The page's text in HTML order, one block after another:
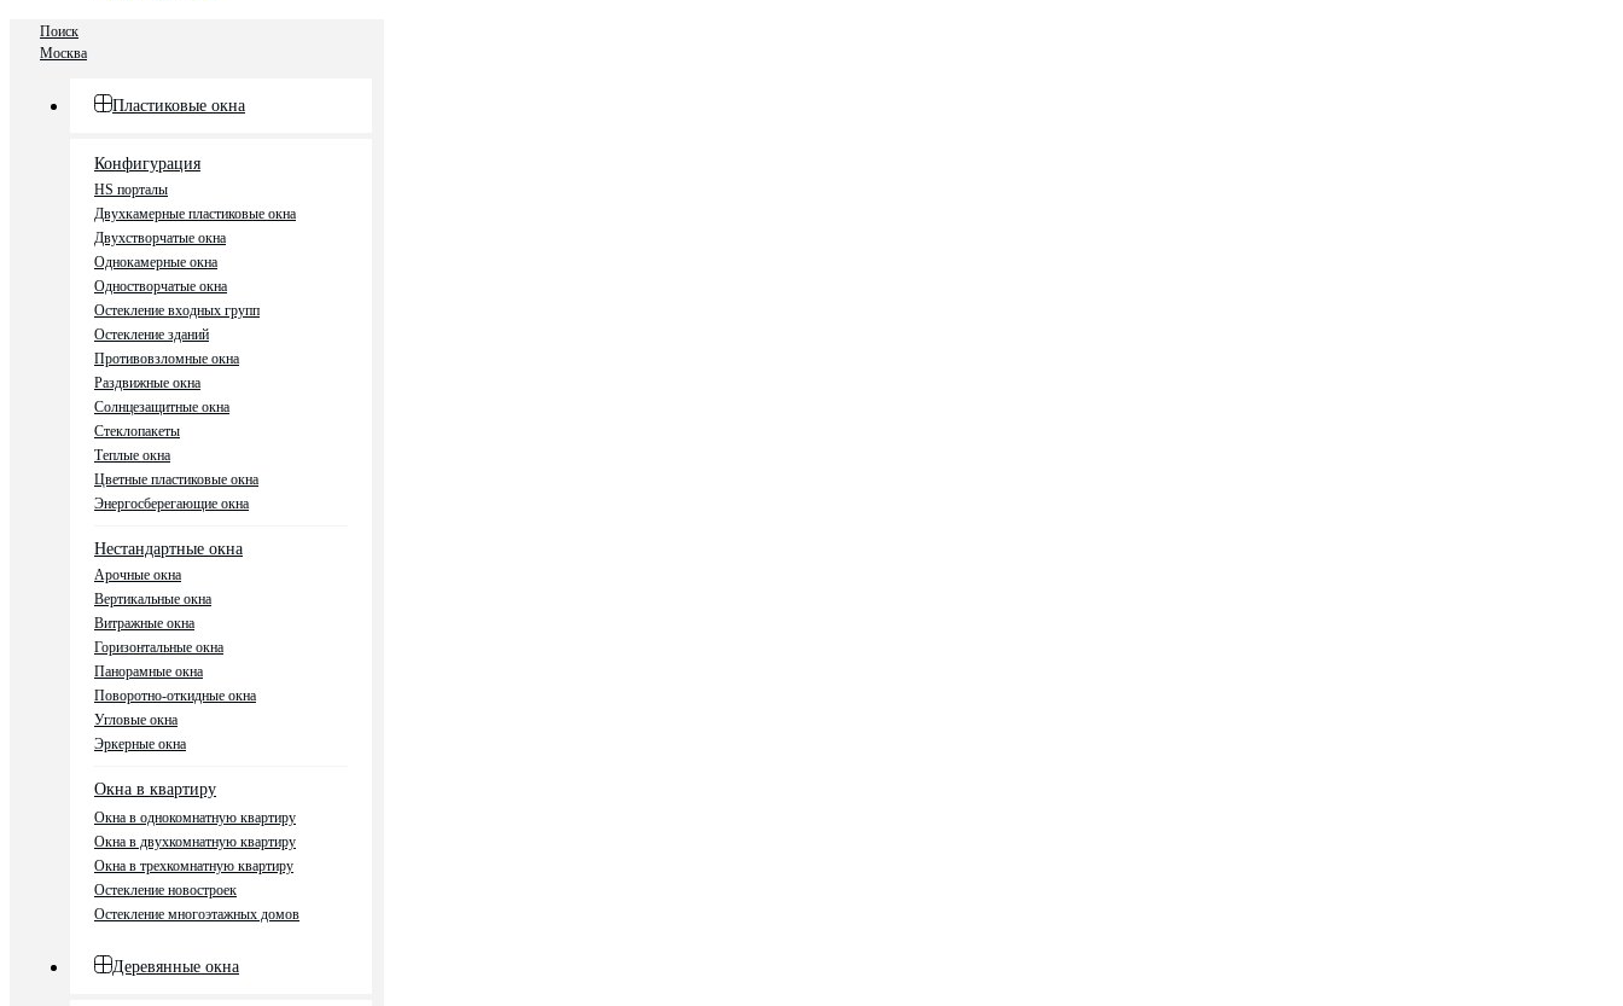
Поиск
Москва
Пластиковые окна
Конфигурация
HS порталы
Двухкамерные пластиковые окна
Двухстворчатые окна
Однокамерные окна
Одностворчатые окна
Остекление входных групп
Остекление зданий
Противовзломные окна
Раздвижные окна
Солнцезащитные окна
Стеклопакеты
Теплые окна
Цветные пластиковые окна
Энергосберегающие окна
Нестандартные окна
Арочные окна
Вертикальные окна
Витражные окна
Горизонтальные окна
Панорамные окна
Поворотно-откидные окна
Угловые окна
Эркерные окна
Окна в квартиру
Окна в однокомнатную квартиру
Окна в двухкомнатную квартиру
Окна в трехкомнатную квартиру
Остекление новостроек
Остекление многоэтажных домов
Деревянные окна